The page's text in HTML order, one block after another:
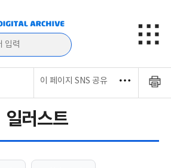
이 페이지 SNS 공유
일러스트